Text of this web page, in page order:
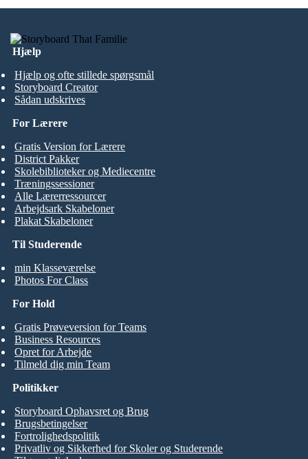
Hjælp
Hjælp og ofte stillede spørgsmål
Storyboard Creator
Sådan udskrives
Til Studerende
min Klasseværelse
Photos For Class
For Lærere
Gratis Version for Lærere
District Pakker
Skolebiblioteker og Mediecentre
Træningssessioner
Alle Lærerressourcer
Arbejdsark Skabeloner
Plakat Skabeloner
For Hold
Gratis Prøveversion for Teams
Business Resources
Opret for Arbejde
Tilmeld dig min Team
Politikker
Storyboard Ophavsret og Brug
Brugsbetingelser
Fortrolighedspolitik
Privatliv og Sikkerhed for Skoler og Studerende